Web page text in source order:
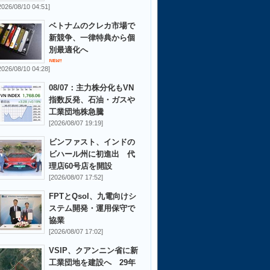
08/10 04:51]
ベトナムのクレカ市場で
新競争、一律特典から個
別最適化へ
08/10 04:28]
08/07：主力株分化もVN
指数反発、石油・ガスや
工業団地株急騰
[2026/08/07 19:19]
ビンファスト、インドの
ビハール州に初進出 代
理店60号店を開設
[2026/08/07 17:52]
FPTとQsol、九電向けシ
ステム開発・運用保守で
協業
[2026/08/07 17:02]
VSIP、クアンニン省に新
工業団地を建設へ 29年